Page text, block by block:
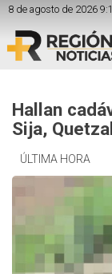
8 de agosto de 2026
Hallan
Sija,
ÚLTIMA HORA